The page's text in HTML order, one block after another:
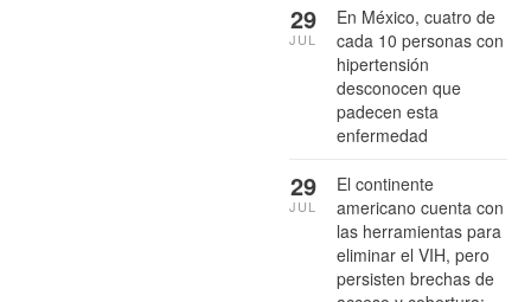
En México, cuatro de
cada 10 personas con
hipertensión
desconocen que
padecen esta
enfermedad
29
JUL
El continente
americano cuenta con
las herramientas para
eliminar el VIH, pero
persisten brechas de
29
JUL